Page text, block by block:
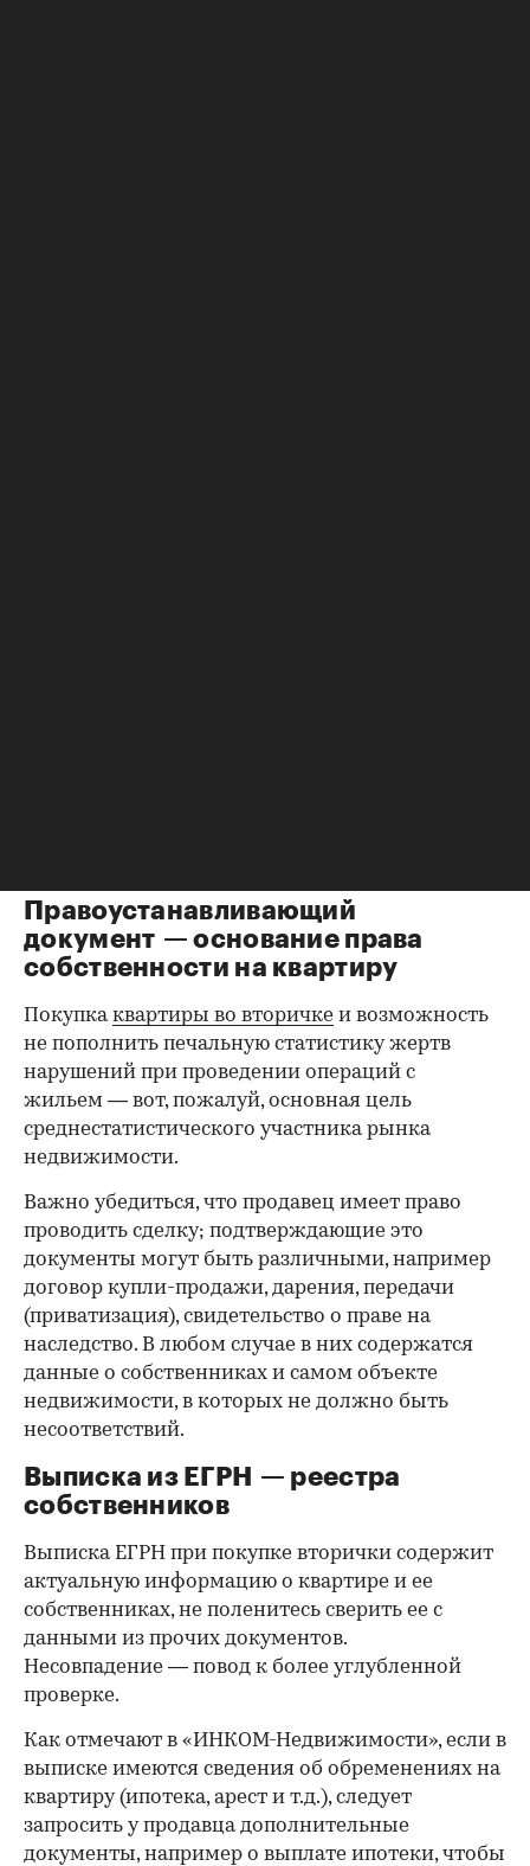
00:00 / 00:00
Правоустанавливающий
документ — основание права
собственности на квартиру
Покупкаквартиры во вторичке и возможность
не пополнить печальную статистику жертв
нарушений при проведении операций с
жильем — вот, пожалуй, основная цель
среднестатистического участника рынка
недвижимости.
Важно убедиться, что продавец имеет право
проводить сделку; подтверждающие это
документы могут быть различными, например
договор купли-продажи, дарения, передачи
(приватизация), свидетельство о праве на
наследство. В любом случае в них содержатся
данные о собственниках и самом объекте
недвижимости, в которых не должно быть
несоответствий.
Выписка из ЕГРН — реестра
собственников
Выписка ЕГРН при покупке вторички содержит
актуальную информацию о квартире и ее
собственниках, не поленитесь сверить ее с
данными из прочих документов.
Несовпадение — повод к более углубленной
проверке.
Как отмечают в «ИНКОМ-Недвижимости», если в
выписке имеются сведения об обременениях на
квартиру (ипотека, арест и т.д.), следует
запросить у продавца дополнительные
документы, например о выплате ипотеки, чтобы